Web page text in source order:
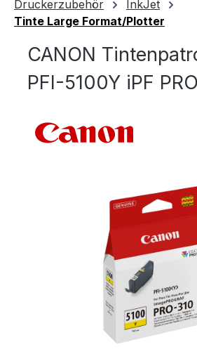
Druckerzubehör
InkJet
Tinte Large Format/Plotter
CANON
PFI-5100Y iPF
Bildergalerie überspringen